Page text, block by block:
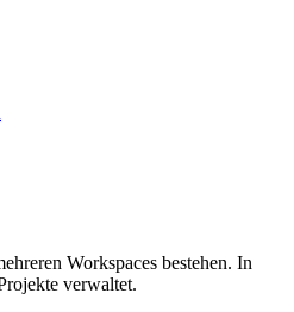
Workspaces bestehen. In
verwaltet.